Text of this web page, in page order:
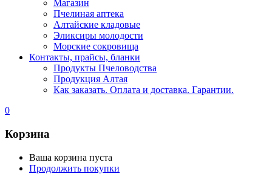
Магазин
Пчелиная аптека
Алтайские кладовые
Эликсиры молодости
Морские сокровища
Контакты, прайсы, бланки
Продукты Пчеловодства
Продукция Алтая
Как заказать. Оплата и доставка. Гарантии.
0
Корзина
Ваша корзина пуста
Продолжить покупки